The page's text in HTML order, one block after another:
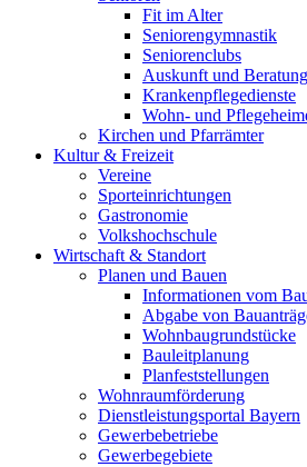
Fit im Alter
Seniorengymnastik
Seniorenclubs
Auskunft und Beratung
Krankenpflegedienste
Wohn- und
Kirchen und Pfarrämter
Kultur & Freizeit
Vereine
Sporteinrichtungen
Gastronomie
Volkshochschule
Wirtschaft & Standort
Planen und Bauen
Informationen vom
Abgabe von
Wohnbaugrundstücke
Bauleitplanung
Planfeststellungen
Wohnraumförderung
Dienstleistungsportal Bayern
Gewerbebetriebe
Gewerbegebiete